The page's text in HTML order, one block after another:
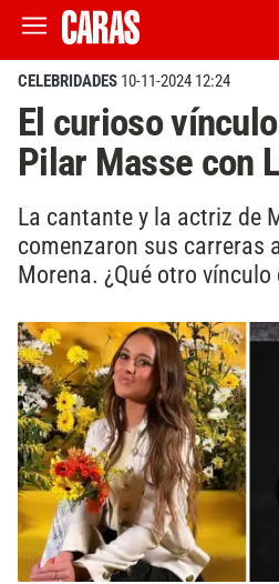
CELEBRIDADES 10-11-2024 12:24
El curioso
Pilar Masse con
La cantante y la actriz de
comenzaron sus carreras
Morena. ¿Qué otro